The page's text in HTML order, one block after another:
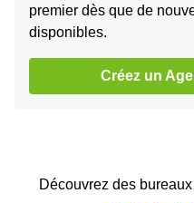
premier dès que de
disponibles.
Créez un
Découvrez des